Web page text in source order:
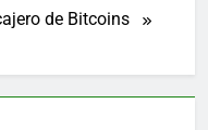
de Bitcoins